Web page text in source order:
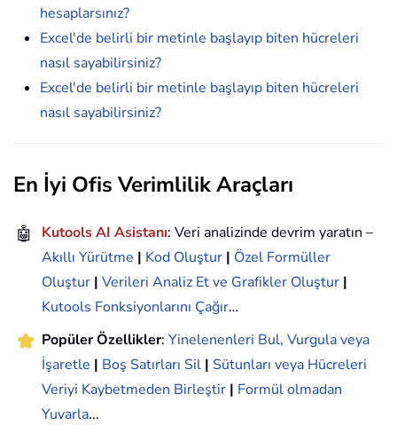
hesaplarsınız?
Excel'de belirli bir metinle başlayıp biten hücreleri
nasıl sayabilirsiniz?
Excel'de belirli bir metinle başlayıp biten hücreleri
nasıl sayabilirsiniz?
En İyi Ofis Verimlilik Araçları
🤖 Kutools AI Asistanı: Veri analizinde devrim yaratın –
Akıllı Yürütme | Kod Oluştur | Özel Formüller
Oluştur | Verileri Analiz Et ve Grafikler Oluştur |
Kutools Fonksiyonlarını Çağır…
Popüler Özellikler: Yinelenenleri Bul, Vurgula veya
İşaretle | Boş Satırları Sil | Sütunları veya Hücreleri
Veriyi Kaybetmeden Birleştir | Formül olmadan
Yuvarla...